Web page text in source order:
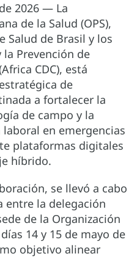
2026 — La
de la Salud (OPS),
Salud de Brasil y los
Prevención de
CDC), está
de
a fortalecer la
de campo y la
en emergencias
plataformas digitales
híbrido.
se llevó a cabo
entre la delegación
de la Organización
14 y 15 de mayo de
objetivo alinear